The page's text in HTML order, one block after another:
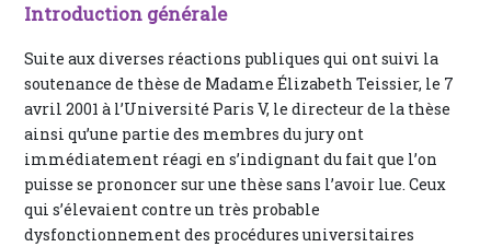
Introduction générale
Suite aux diverses réactions publiques qui ont suivi la
soutenance de thèse de Madame Élizabeth Teissier, le 7
avril 2001 à l’Université Paris V, le directeur de la thèse
ainsi qu’une partie des membres du jury ont
immédiatement réagi en s’indignant du fait que l’on
puisse se prononcer sur une thèse sans l’avoir lue. Ceux
qui s’élevaient contre un très probable
dysfonctionnement des procédures universitaires